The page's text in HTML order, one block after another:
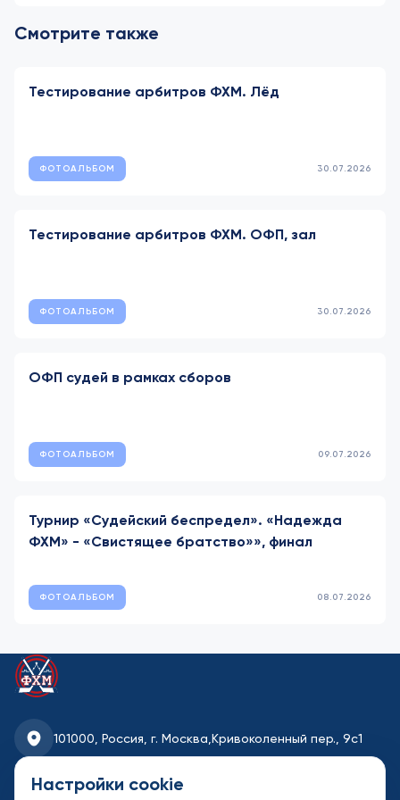
Смотрите также
Тестирование арбитров ФХМ. Лёд
ФОТОАЛЬБОМ 30.07.2026
Тестирование арбитров ФХМ. ОФП, зал
ФОТОАЛЬБОМ 30.07.2026
ОФП судей в рамках сборов
ФОТОАЛЬБОМ 09.07.2026
Турнир «Судейский беспредел». «Надежда
ФХМ» - «Свистящее братство»», финал
ФОТОАЛЬБОМ 08.07.2026
101000, Россия, г. Москва, Кривоколенный пер., 9с1
fhmoscow@mail.ru
Настройки cookie